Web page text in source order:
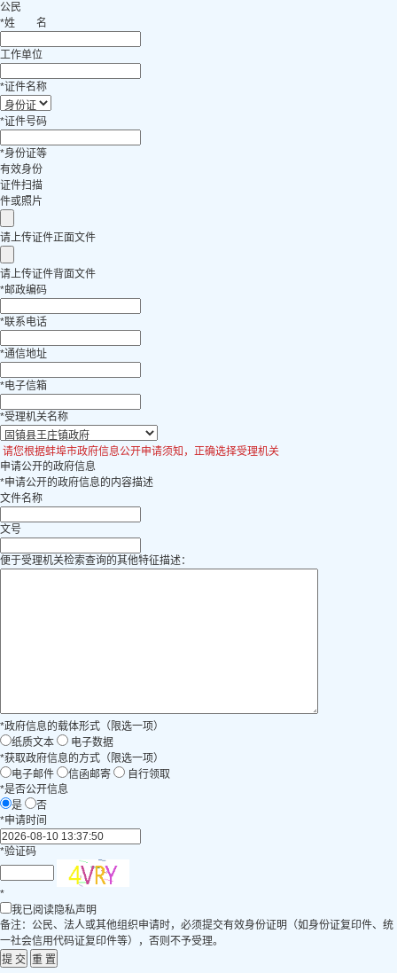
公民
*姓 名
工作单位
*证件名称
*证件号码
*身份证等
有效身份
证件扫描
件或照片
请上传证件正面文件
请上传证件背面文件
*邮政编码
*联系电话
*通信地址
*电子信箱
*受理机关名称
请您根据蚌埠市政府信息公开申请须知，正确选择受理机关
申请公开的政府信息
*申请公开的政府信息的内容描述
文件名称
文号
便于受理机关检索查询的其他特征描述：
*政府信息的载体形式（限选一项）
纸质文本
电子数据
*获取政府信息的方式（限选一项）
电子邮件
信函邮寄
自行领取
*是否公开信息
是
否
*申请时间
*验证码
*
我已阅读隐私声明
备注：公民、法人或其他组织申请时，必须提交有效身份证明（如身份证复印件、统
一社会信用代码证复印件等），否则不予受理。